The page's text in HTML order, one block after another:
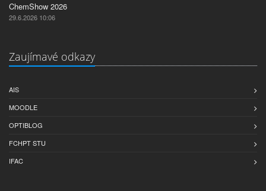
ChemShow 2026
29.6.2026 10:06
Zaujímavé odkazy
AIS
MOODLE
OPTIBLOG
FCHPT STU
IFAC